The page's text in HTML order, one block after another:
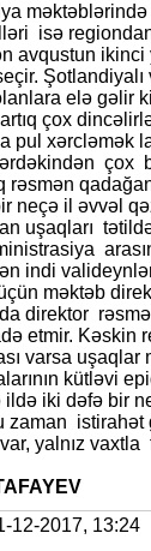
isə
avqustun ikinci
elə gəlir
çox
pul xərcləmək
çox
rəsmən
neçə il əvvəl
uşaqları
indi
məktəb
direktor
etmir. Kəskin
varsa
kütləvi
ildə iki dəfə bir
zaman istirahət
yalnız vaxtla
12-2017, 13:24